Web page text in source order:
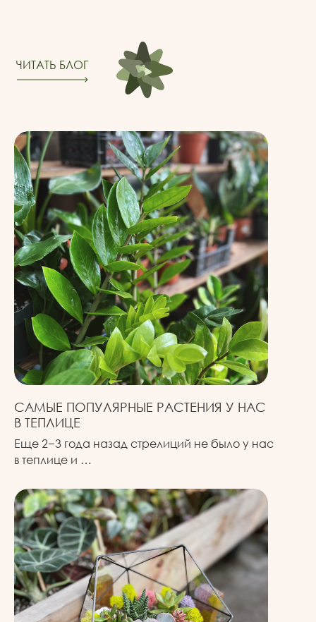
ЧИТАТЬ БЛОГ
САМЫЕ ПОПУЛЯРНЫЕ РАСТЕНИЯ У НАС
В ТЕПЛИЦЕ
Еще 2−3 года назад стрелиций не было у нас
в теплице и …